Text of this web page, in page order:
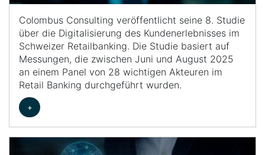
Colombus Consulting veröffentlicht seine 8. Studie
über die Digitalisierung des Kundenerlebnisses im
Schweizer Retailbanking. Die Studie basiert auf
Messungen, die zwischen Juni und August 2025
an einem Panel von 28 wichtigen Akteuren im
Retail Banking durchgeführt wurden.
+